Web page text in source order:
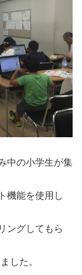
中の小学生が集
機能を使用し
ングしてもら
した。